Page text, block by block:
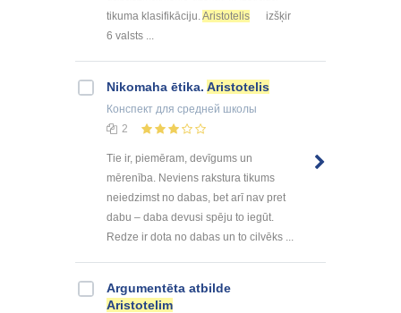
tikuma klasifikāciju.Aristotelis
izšķir
6 valsts ...
Nikomaha ētika. Aristotelis
Конспект для средней школы
2
Tie ir, piemēram, devīgums un
mērenība. Neviens rakstura tikums
neiedzimst no dabas, bet arī nav pret
dabu – daba devusi spēju to iegūt.
Redze ir dota no dabas un to cilvēks ...
Argumentēta atbilde
Aristotelim